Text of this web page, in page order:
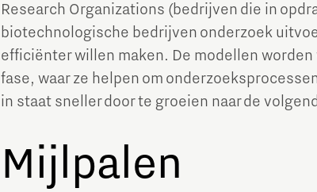
Research Organizations (bedrijven die in
biotechnologische bedrijven onderzoek
efficiënter willen maken. De modellen
fase, waar ze helpen om
in staat sneller door te groeien naar de
Mijlpalen